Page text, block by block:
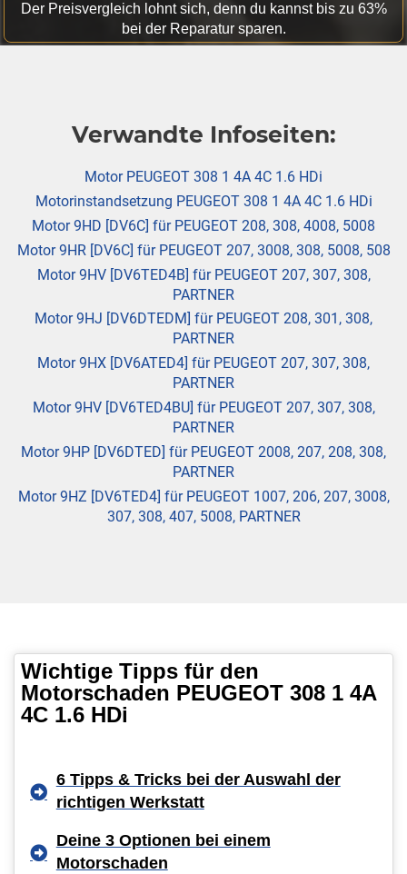
Der Preisvergleich lohnt sich, denn du kannst bis zu 63%
bei der Reparatur sparen.
Verwandte Infoseiten:
Motor PEUGEOT 308 1 4A 4C 1.6 HDi
Motorinstandsetzung PEUGEOT 308 1 4A 4C 1.6 HDi
Motor 9HD [DV6C] für PEUGEOT 208, 308, 4008, 5008
Motor 9HR [DV6C] für PEUGEOT 207, 3008, 308, 5008, 508
Motor 9HV [DV6TED4B] für PEUGEOT 207, 307, 308,
PARTNER
Motor 9HJ [DV6DTEDM] für PEUGEOT 208, 301, 308,
PARTNER
Motor 9HX [DV6ATED4] für PEUGEOT 207, 307, 308,
PARTNER
Motor 9HV [DV6TED4BU] für PEUGEOT 207, 307, 308,
PARTNER
Motor 9HP [DV6DTED] für PEUGEOT 2008, 207, 208, 308,
PARTNER
Motor 9HZ [DV6TED4] für PEUGEOT 1007, 206, 207, 3008,
307, 308, 407, 5008, PARTNER
Wichtige Tipps für den
Motorschaden PEUGEOT 308 1 4A
4C 1.6 HDi
6 Tipps & Tricks bei der Auswahl der
richtigen Werkstatt
Deine 3 Optionen bei einem
Motorschaden